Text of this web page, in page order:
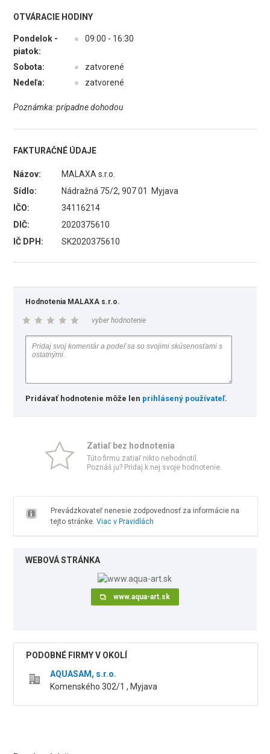
OTVÁRACIE HODINY
Pondelok -
piatok:
● 09:00 - 16:30
Sobota: ●
zatvorené
Nedeľa:
● zatvorené
Poznámka: prípadne dohodou
FAKTURAČNÉ ÚDAJE
Názov:
MALAXA s.r.o.
Sídlo:
Nádražná 75/2, 907 01 Myjava
IČO:
34116214
DIČ:
2020375610
IČ DPH:
SK2020375610
Hodnotenia MALAXA s.r.o.
vyber hodnotenie
Pridávať hodnotenie môže len prihlásený používateľ.
Zatiaľ bez hodnotenia
Túto firmu zatiaľ nikto nehodnotil.
Poznáš ju? Pridaj k nej svoje hodnotenie.
Prevádzkovateľ nenesie zodpovednosť za informácie na
tejto stránke. Viac v Pravidlách
WEBOVÁ STRÁNKA
www.aqua-art.sk
PODOBNÉ FIRMY V OKOLÍ
AQUASAM, s.r.o.
Komenského 302/1 , Myjava